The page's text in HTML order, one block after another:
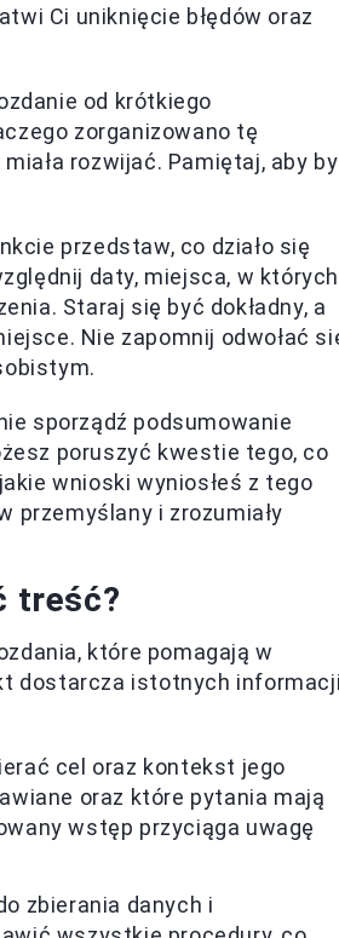
Ci uniknięcie błędów oraz
od krótkiego
zorganizowano tę
rozwijać. Pamiętaj, aby
przedstaw, co działo się
daty, miejsca, w których
Staraj się być dokładny, a
Nie zapomnij odwołać
sporządź podsumowanie
poruszyć kwestie tego, co
wnioski wyniosłeś z tego
przemyślany i zrozumiały
treść?
które pomagają w
dostarcza istotnych
cel oraz kontekst jego
oraz które pytania mają
wstęp przyciąga uwagę
zbierania danych i